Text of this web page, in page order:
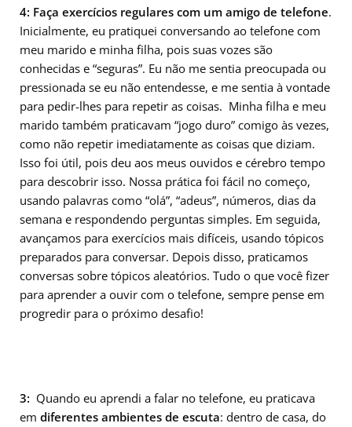
4: Faça exercícios regulares com um amigo de telefone.
Inicialmente, eu pratiquei conversando ao telefone com
meu marido e minha filha, pois suas vozes são
conhecidas e “seguras”. Eu não me sentia preocupada ou
pressionada se eu não entendesse, e me sentia à vontade
para pedir-lhes para repetir as coisas. Minha filha e meu
marido também praticavam “jogo duro” comigo às vezes,
como não repetir imediatamente as coisas que diziam.
Isso foi útil, pois deu aos meus ouvidos e cérebro tempo
para descobrir isso. Nossa prática foi fácil no começo,
usando palavras como “olá”, “adeus”, números, dias da
semana e respondendo perguntas simples. Em seguida,
avançamos para exercícios mais difíceis, usando tópicos
preparados para conversar. Depois disso, praticamos
conversas sobre tópicos aleatórios. Tudo o que você fizer
para aprender a ouvir com o telefone, sempre pense em
progredir para o próximo desafio!
3: Quando eu aprendi a falar no telefone, eu praticava
em diferentes ambientes de escuta: dentro de casa, do